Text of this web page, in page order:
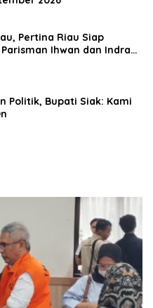
Pertina Riau Siap
Ihwan dan Indra
Politik, Bupati Siak: Kami